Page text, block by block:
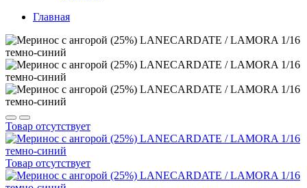
Главная
Товар отсутствует
Товар отсутствует